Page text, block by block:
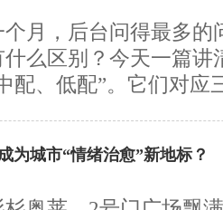
月，后台问得最多的
么区别？今天一篇讲
配、低配”。它们对应
为城市“情绪治愈”新地标？